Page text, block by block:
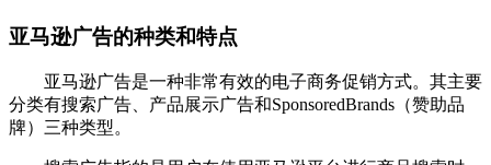
亚马逊广告的种类和特点
亚马逊广告是一种非常有效的电子商务促销方式。其主要
分类有搜索广告、产品展示广告和SponsoredBrands（赞助品
牌）三种类型。